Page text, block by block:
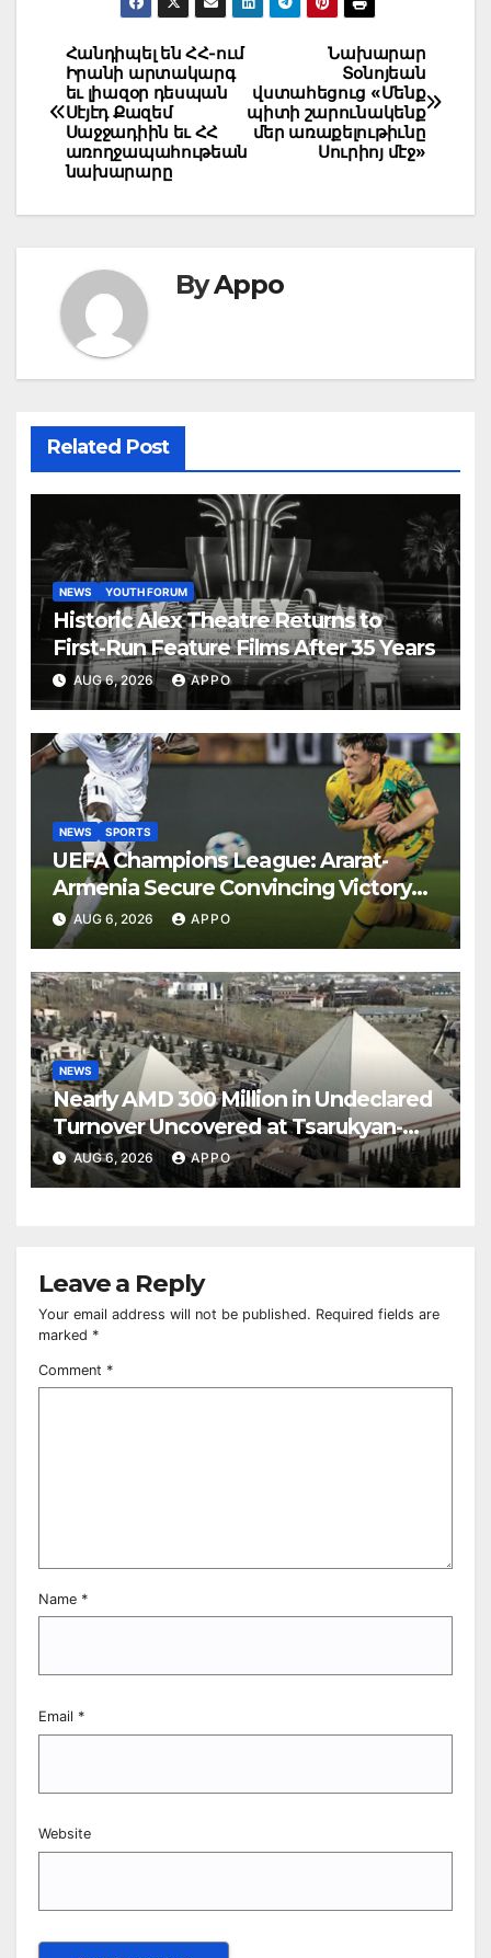
Post
navigation
Նախարար
Տօնոյեան
վստահեցուց «Մենք
պիտի շարունակենք
մեր առաքելութիւնը
Սուրիոյ մէջ»
Հանդիպել են ՀՀ-ում
Իրանի արտակարգ
եւ լիազօր դեսպան
Սէյէդ Քազեմ
Սաջջադիին եւ ՀՀ
առողջապահութեան
նախարարը
ByAppo
Related Post
NEWS YOUTH FORUM
Historic Alex Theatre Returns to
First-Run Feature Films After 35 Years
AUG 6, 2026 APPO
NEWS SPORTS
UEFA Champions League: Ararat-
Armenia Secure Convincing Victory
Over Shamrock Rovers 2-0
AUG 6, 2026 APPO
NEWS
Nearly AMD 300 Million in Undeclared
Turnover Uncovered at Tsarukyan-
Owned Entertainment Center
AUG 6, 2026 APPO
Leave a Reply
Your email address will not be published. Required fields are
marked *
Comment *
Name *
Email *
Website